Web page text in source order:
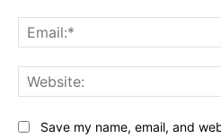
Save my name, email, and